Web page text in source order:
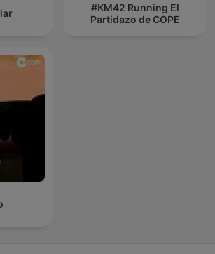
#KM42 Running El
Partidazo de COPE